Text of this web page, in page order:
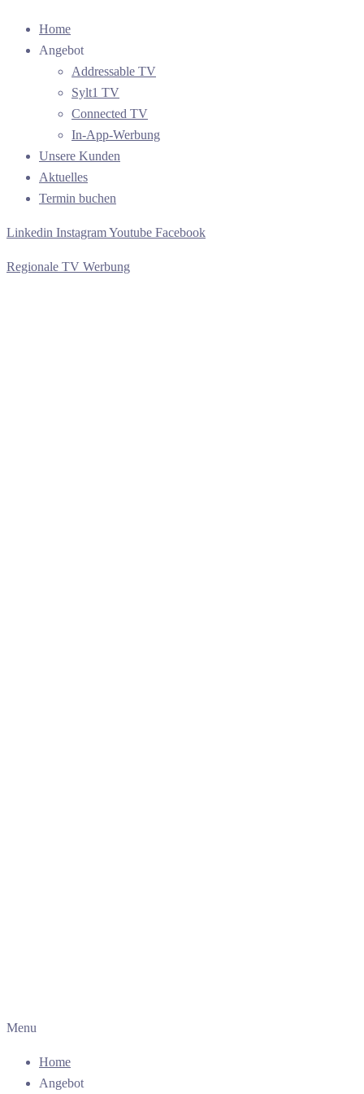
Home
Angebot
Addressable TV
Sylt1 TV
Connected TV
In-App-Werbung
Unsere Kunden
Aktuelles
Termin buchen
Linkedin InstagramYoutube Facebook
Regionale TV Werbung
Menu
Home
Angebot